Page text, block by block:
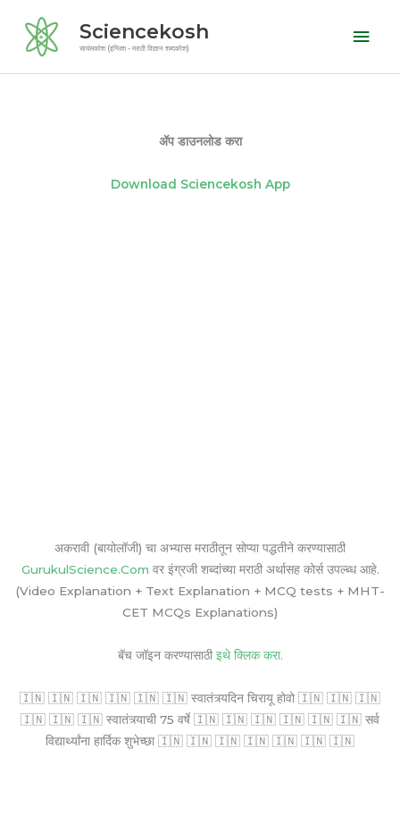
content
Sciencekosh
सायंसकोश (इंग्लिश - मराठी विज्ञान शब्दकोश)
ॲप डाउनलोड करा
Download Sciencekosh App
अकरावी (बायोलॉजी) चा अभ्यास मराठीतून सोप्या पद्धतीने करण्यासाठी
GurukulScience.Com वर इंग्रजी शब्दांच्या मराठी अर्थासह कोर्स उपल्ब्ध आहे.
(Video Explanation + Text Explanation + MCQ tests + MHT-
CET MCQs Explanations)
बॅच जॉइन करण्यासाठी इथे क्लिक करा.
🇮🇳 🇮🇳 🇮🇳 🇮🇳 🇮🇳 🇮🇳 स्वातंत्र्यदिन चिरायू होवो 🇮🇳 🇮🇳 🇮🇳
🇮🇳 🇮🇳 🇮🇳 स्वातंत्र्याची 75 वर्षे 🇮🇳 🇮🇳 🇮🇳 🇮🇳 🇮🇳 🇮🇳 सर्व
विद्यार्थ्यांना हार्दिक शुभेच्छा 🇮🇳 🇮🇳 🇮🇳 🇮🇳 🇮🇳 🇮🇳 🇮🇳